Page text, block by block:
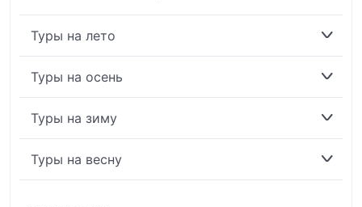
Туры на лето
Туры на осень
Туры на зиму
Туры на весну